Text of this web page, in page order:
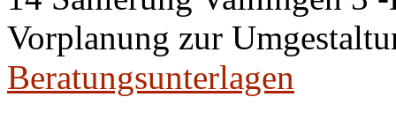
Vorplanung zur
Beratungsunterlagen